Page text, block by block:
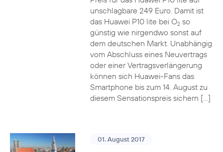
unschlagbare 249 Euro. Damit ist
das Huawei P10 lite bei O2so
günstig wie nirgendwo sonst auf
dem deutschen Markt. Unabhängig
vom Abschluss eines Neuvertrags
oder einer Vertragsverlängerung
können sich Huawei-Fans das
Smartphone bis zum 14. August zu
diesem Sensationspreis sichern […]
01. August 2017